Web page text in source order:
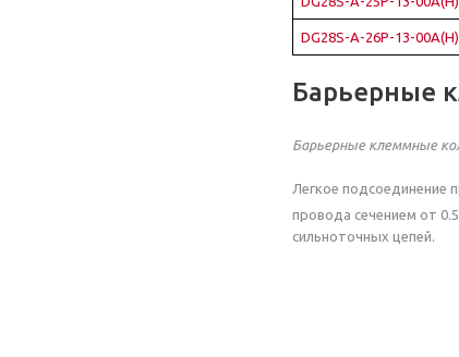
DG28S-A-26P-13-00A(H)
Барьерные
Барьерные клеммные
Легкое подсоединение
провода сечением от
сильноточных цепей.